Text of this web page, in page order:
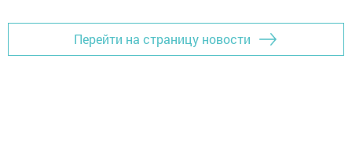
Перейти на страницу новости